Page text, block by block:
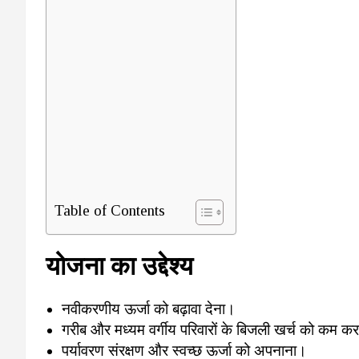
Table of Contents
योजना का उद्देश्य
नवीकरणीय ऊर्जा को बढ़ावा देना।
गरीब और मध्यम वर्गीय परिवारों के बिजली खर्च को कम
पर्यावरण संरक्षण और स्वच्छ ऊर्जा को अपनाना।